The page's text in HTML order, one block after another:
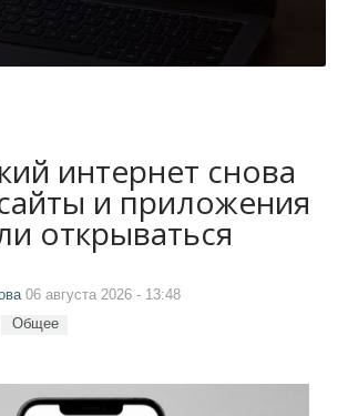
интернет снова
и приложения
открываться
06 августа 2026 - 13:48
Общее